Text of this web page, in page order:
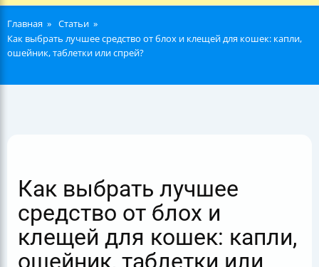
Главная
Статьи
Как выбрать лучшее средство от блох и клещей для кошек: капли,
ошейник, таблетки или спрей?
Как выбрать лучшее
средство от блох и
клещей для кошек: капли,
ошейник, таблетки или